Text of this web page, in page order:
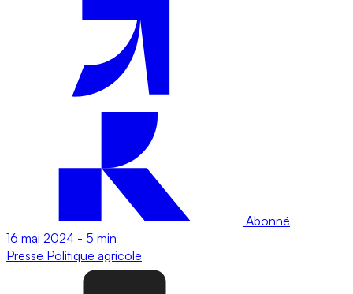
Abonné
16 mai 2024 - 5 min
Presse Politique agricole